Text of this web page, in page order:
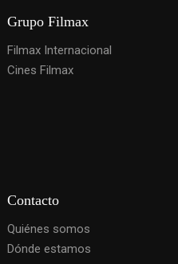
Grupo Filmax
Filmax Internacional
Cines Filmax
Contacto
Quiénes somos
Dónde estamos